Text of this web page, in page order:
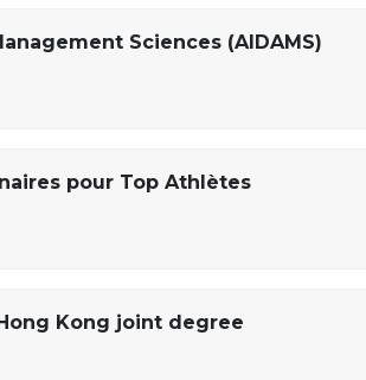
Sciences (AIDAMS)
pour Top Athlètes
Kong joint degree